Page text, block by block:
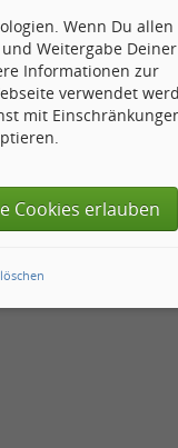
dieser
Hoffentlich
Wenn Du allen
Weitergabe
Informationen zur
verwendet
mit
Cookies erlauben